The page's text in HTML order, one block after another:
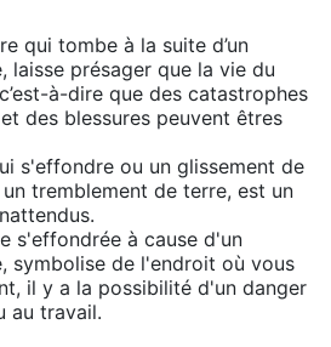
qui tombe à la suite d’un
laisse présager que la vie du
à-dire que des catastrophes
des blessures peuvent êtres
s'effondre ou un glissement de
tremblement de terre, est un
s'effondrée à cause d'un
symbolise de l'endroit où vous
il y a la possibilité d'un danger
au travail.